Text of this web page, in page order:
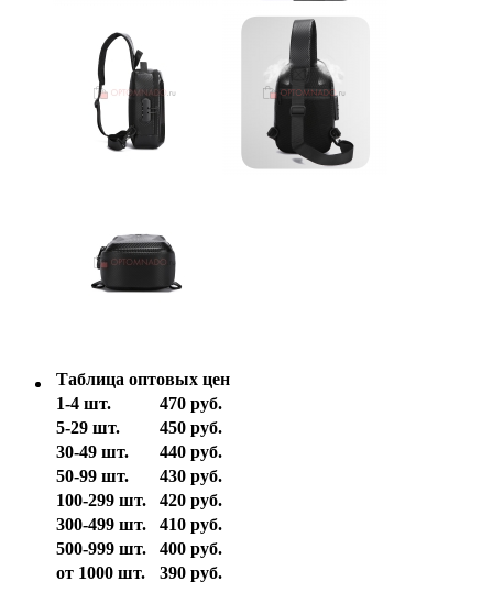
Таблица оптовых цен
1-4 шт.
470 руб.
5-29 шт.
450 руб.
30-49 шт.
440 руб.
50-99 шт.
430 руб.
100-299 шт.
420 руб.
300-499 шт.
410 руб.
500-999 шт.
400 руб.
от 1000 шт.
390 руб.